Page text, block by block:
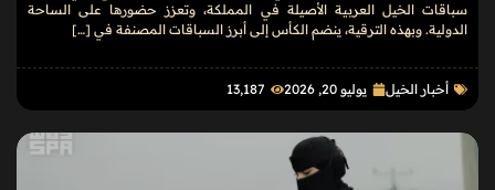
سباقات الخيل العربية الأصيلة في المملكة، وتعزز حضورها على الساحة
الدولية. وبهذه الترقية، ينضم الكأس إلى أبرز السباقات المصنفة في […]
أخبار الخيل يوليو 20, 2026 13٬187